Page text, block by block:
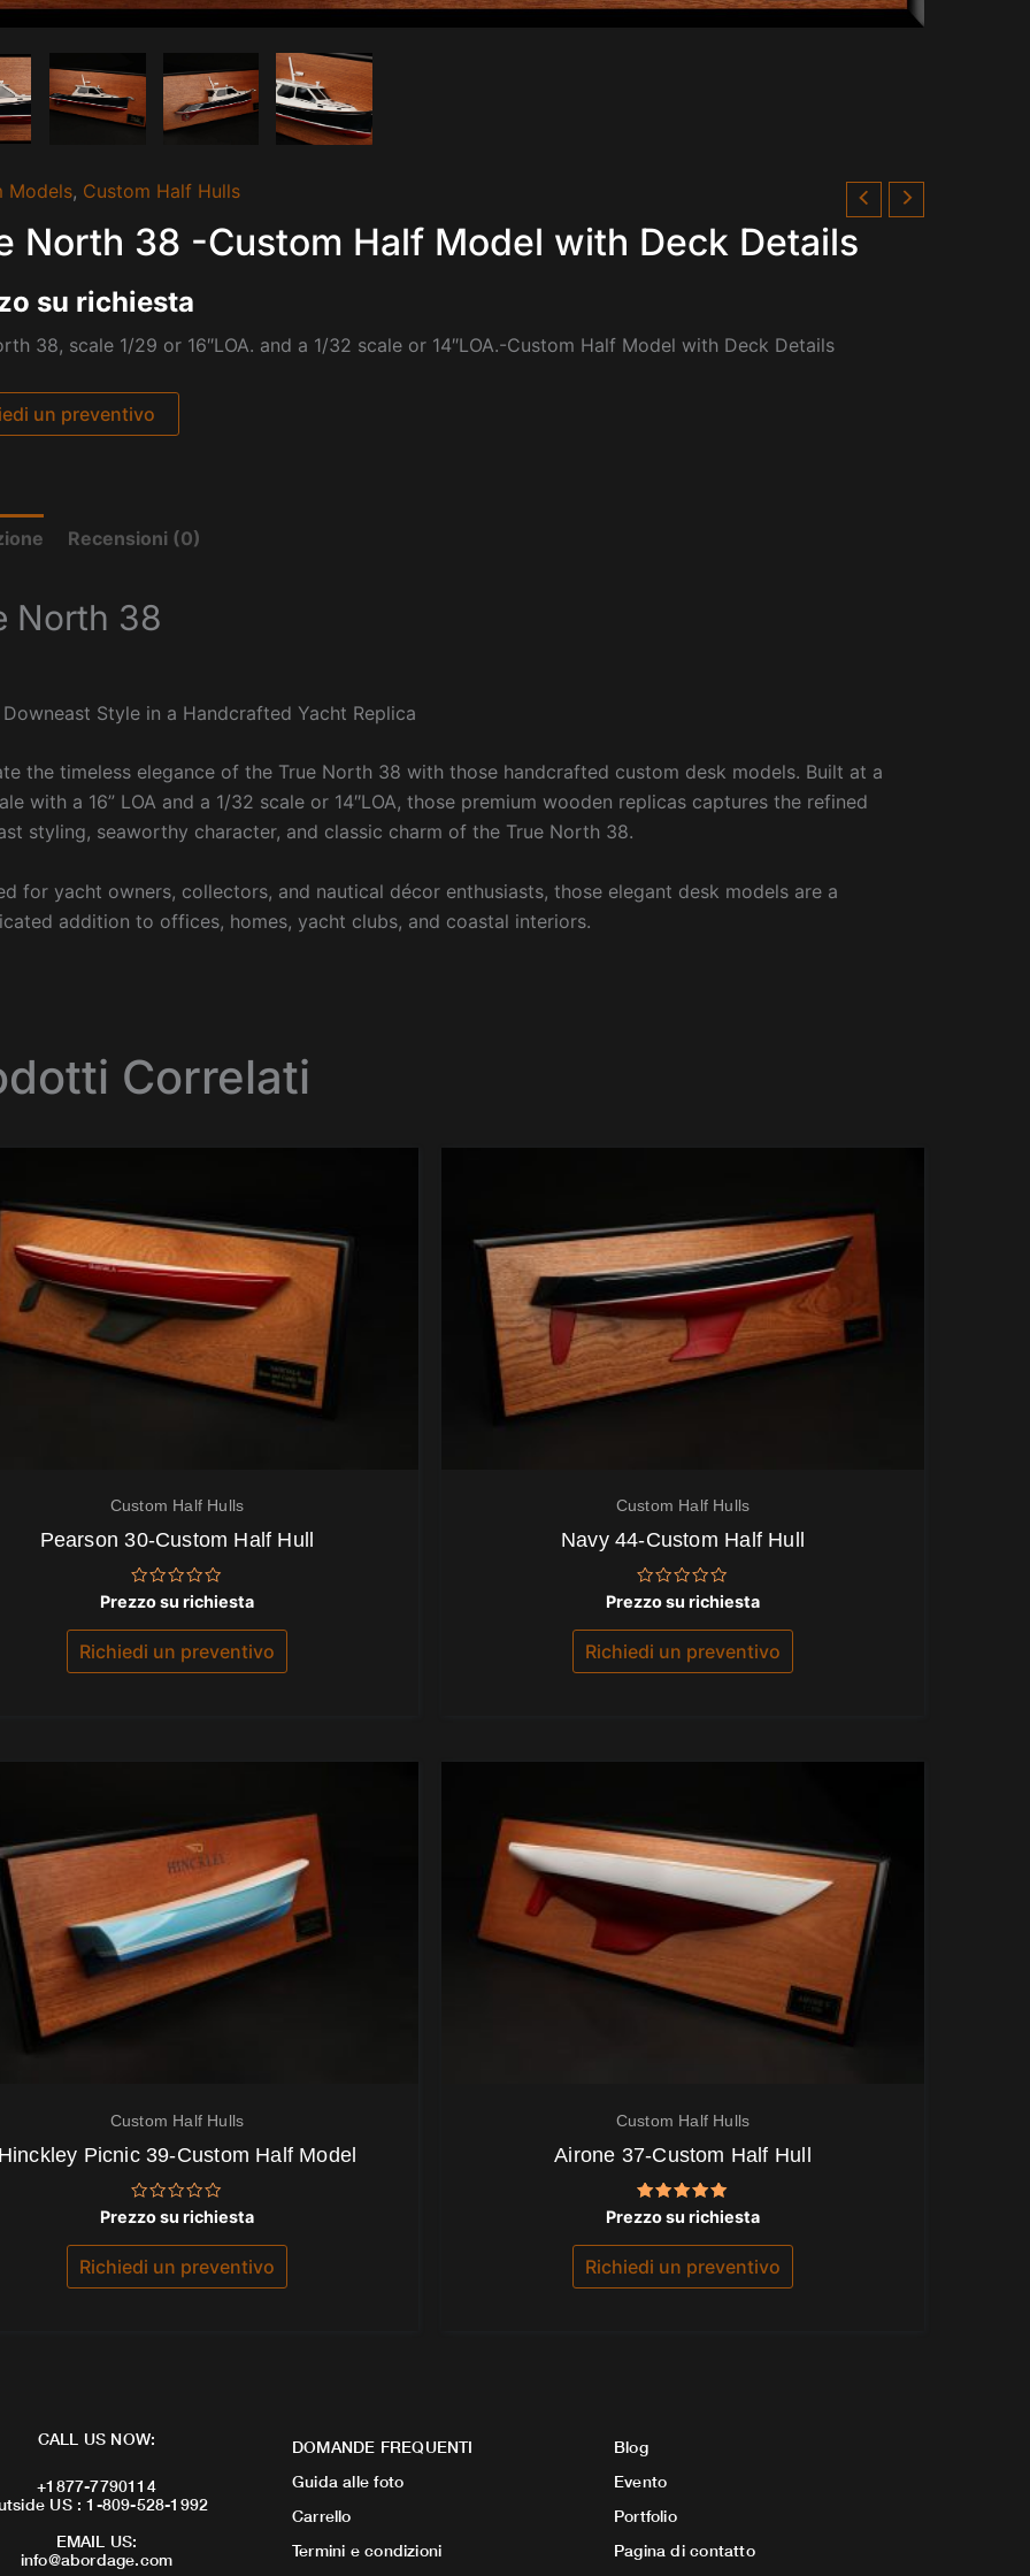
Models, Custom Half Hulls
North 38 -Custom Half Model with Deck Details
su richiesta
38, scale 1/29 or 16″LOA. and a 1/32 scale or 14″LOA.-Custom Half Model with Deck Details
un preventivo
Recensioni (0)
North 38
Style in a Handcrafted Yacht Replica
the timeless elegance of the True North 38 with those handcrafted custom desk models. Built at a
with a 16” LOA and a 1/32 scale or 14″LOA, those premium wooden replicas captures the refined
styling, seaworthy character, and classic charm of the True North 38.
for yacht owners, collectors, and nautical décor enthusiasts, those elegant desk models are a
addition to offices, homes, yacht clubs, and coastal interiors.
Correlati
Custom Half Hulls
Pearson 30-Custom Half Hull
Valutato
su
5
Prezzo su richiesta
Richiedi un preventivo
Custom Half Hulls
Navy 44-Custom Half Hull
Valutato
su
5
Prezzo su richiesta
Richiedi un preventivo
Custom Half Hulls
Picnic 39-Custom Half Model
Valutato
0
su
5
Prezzo su richiesta
Richiedi un preventivo
Custom Half Hulls
Airone 37-Custom Half Hull
Valutato
5.00
su 5
Prezzo su richiesta
Richiedi un preventivo
CALL US NOW:
+1877-7790114
US : 1-809-528-1992
EMAIL US:
info@abordage.com
DOMANDE FREQUENTI
Guida alle foto
Carrello
Termini e condizioni
Blog
Evento
Portfolio
Pagina di contatto